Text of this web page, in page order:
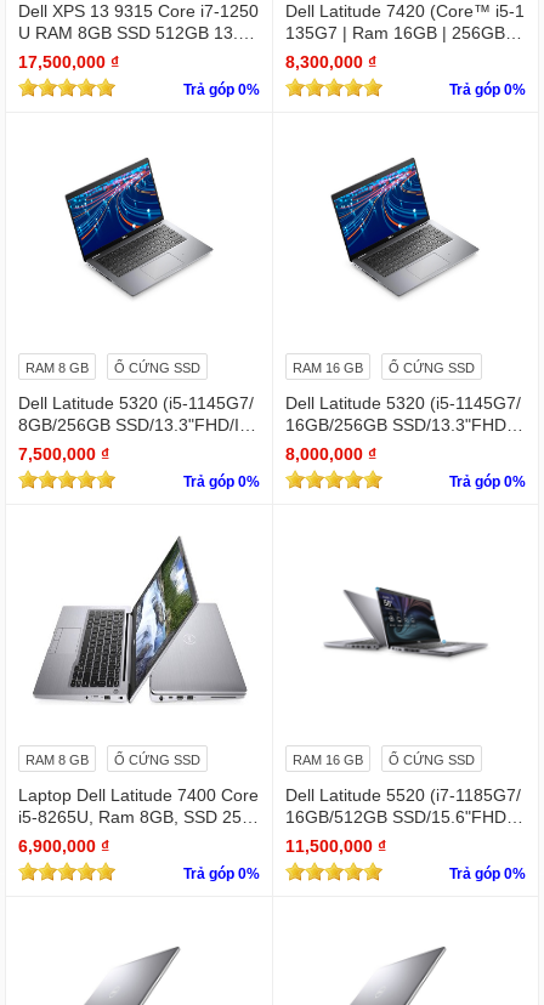
Dell XPS 13 9315 Core i7-1250
U RAM 8GB SSD 512GB 13.4"
4K Touchscreen
17,500,000 ₫
Trả góp 0%
Dell Latitude 7420 (Core™ i5-1
135G7 | Ram 16GB | 256GB S
SD | 14.0inch FHD)
8,300,000 ₫
Trả góp 0%
RAM 8 GB Ổ CỨNG SSD
Dell Latitude 5320 (i5-1145G7/
8GB/256GB SSD/13.3"FHD/Iris
Xe Graphics/Win11Pro)
7,500,000 ₫
Trả góp 0%
RAM 16 GB Ổ CỨNG SSD
Dell Latitude 5320 (i5-1145G7/
16GB/256GB SSD/13.3"FHD/Iri
s Xe Graphics/Win11Pro)
8,000,000 ₫
Trả góp 0%
RAM 8 GB Ổ CỨNG SSD
Laptop Dell Latitude 7400 Core
i5-8265U, Ram 8GB, SSD 256
GB, 14 Inch FHD silver
6,900,000 ₫
Trả góp 0%
RAM 16 GB Ổ CỨNG SSD
Dell Latitude 5520 (i7-1185G7/
16GB/512GB SSD/15.6"FHD/Iri
s Xe Graphics/Win11Pro)
11,500,000 ₫
Trả góp 0%